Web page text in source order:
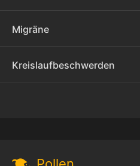
Migräne
Kreislaufbeschwerden